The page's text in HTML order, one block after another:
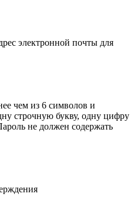
электронной почты для
чем из 6 символов и
строчную букву, одну цифру
не должен содержать